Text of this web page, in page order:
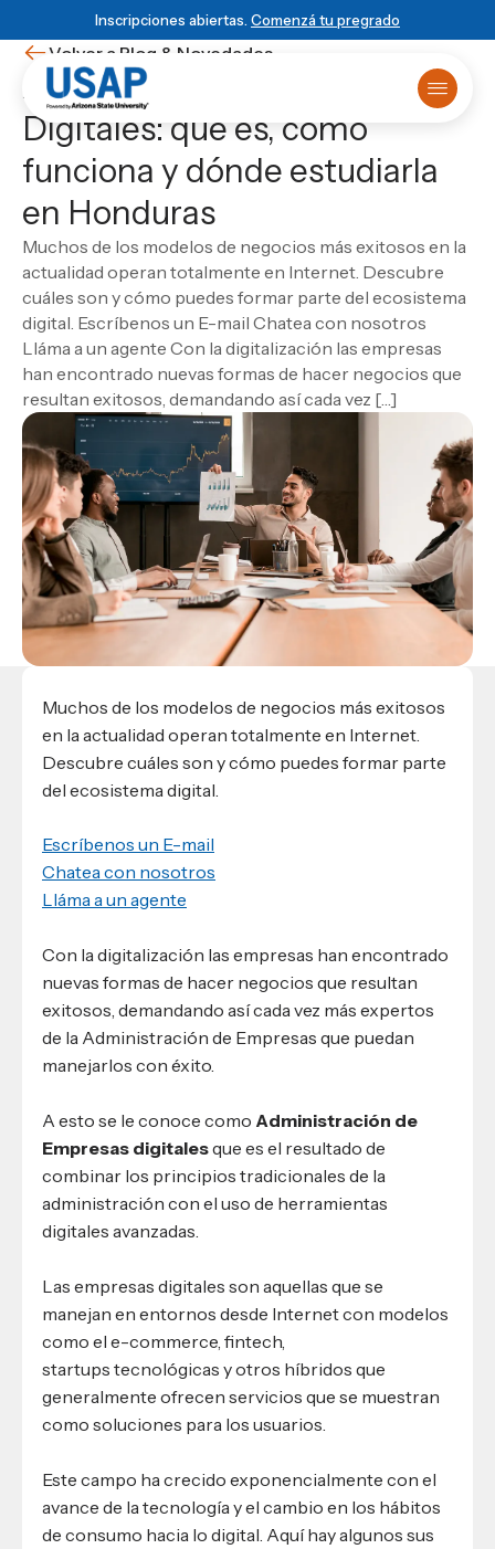
Inscripciones abiertas. Comenzá tu pregrado
Oferta académica
Primer ingreso
Sobre USAP
Blog & Novedades
Matricula virtual
Campus Virtual
Biblioteca
USAP Plus
DUX
Matricularme Ahora
Escuela de Ciencias Informáticas
Escuela de Ciencias de la Administración y los
Escuela de Ciencias Industriales
Escuela de Mercadotecnia
Escuela de Diseño
Escuela de Turismo y Lenguas Extranjeras
Escuela de Ciencias Agronómicas
Escuela de Derecho
Escuela de Ciencias de la Comunicación
Escuela de Ciencias de la Salud
Escuela de Arquitectura
Ver toda la oferta académica
¿Ya sabés que estudiar?
Escuela de
Conocé DUX
Matrículas online
Primer Ingreso
Traslado universitario
Reuniones informativas
Test de orientación
Solicitá más información
Datos de contacto
admisiones@usap.edu
+504 2561-8727
Ave. Circunvalación, San Pedro Sula,
Honduras, C.A.
HISTORIA USAP
Historia de USAP
Educación STEM
Liderazgo y normas
Cátedra Rafael Heliodoro Valle
DUX Escuela de Negocios y Gobierno en
Honduras
VIDA USAP
Vida estudiantil
Beneficios
Calendario académico
Consultorio jurídico
Materiales para alumnos
EXCELENCIA USAP
Lifelong Learning University
Responsabilidad social y sostenibilidad
Empleabilidad
¿Que es USAP+?
Guía de Servicios Académicos y Administrativos
Manual M365
Manual Moddle
POWERED BY ASU
Arizona State University
Programa 4+1
Vinculación Externa
Empezálocal, graduate
global
Conocé el programa 4+1
Experiencias de alumnos
internacionales
Conocé experiencias
BLOG & NOVEDADES
Blog
Noticias
Eventos
Novedades
Ver todas las entradas
Novedad
Las carreras más visionarias
Leer artículo
Evento
USAP integra RediEShn
Leer artículo
Volver a Blog & Novedades
Administración de Empresas
Digitales: qué es, cómo
funciona y dónde estudiarla
en Honduras
Muchos de los modelos de negocios más exitosos en la
actualidad operan totalmente en Internet. Descubre
cuáles son y cómo puedes formar parte del ecosistema
digital. Escríbenos un E-mail Chatea con nosotros
Lláma a un agente Con la digitalización las empresas
han encontrado nuevas formas de hacer negocios que
resultan exitosos, demandando así cada vez […]
Muchos de los modelos de negocios más exitosos
en la actualidad operan totalmente en Internet.
Descubre cuáles son y cómo puedes formar parte
del ecosistema digital.
Escríbenos un E-mail
Chatea con nosotros
Lláma a un agente
Con la digitalización las empresas han encontrado
nuevas formas de hacer negocios que resultan
exitosos, demandando así cada vez más expertos
de la Administración de Empresas que puedan
manejarlos con éxito.
A esto se le conoce como Administración de
Empresas digitalesque es el resultado de
combinar los principios tradicionales de la
administración con el uso de herramientas
digitales avanzadas.
Las empresas digitales son aquellas que se
manejan en entornos desde Internet con modelos
como el e-commerce, fintech,
startups tecnológicas y otros híbridos que
generalmente ofrecen servicios que se muestran
como soluciones para los usuarios.
Este campo ha crecido exponencialmente con el
avance de la tecnología y el cambio en los hábitos
de consumo hacia lo digital. Aquí hay algunos sus